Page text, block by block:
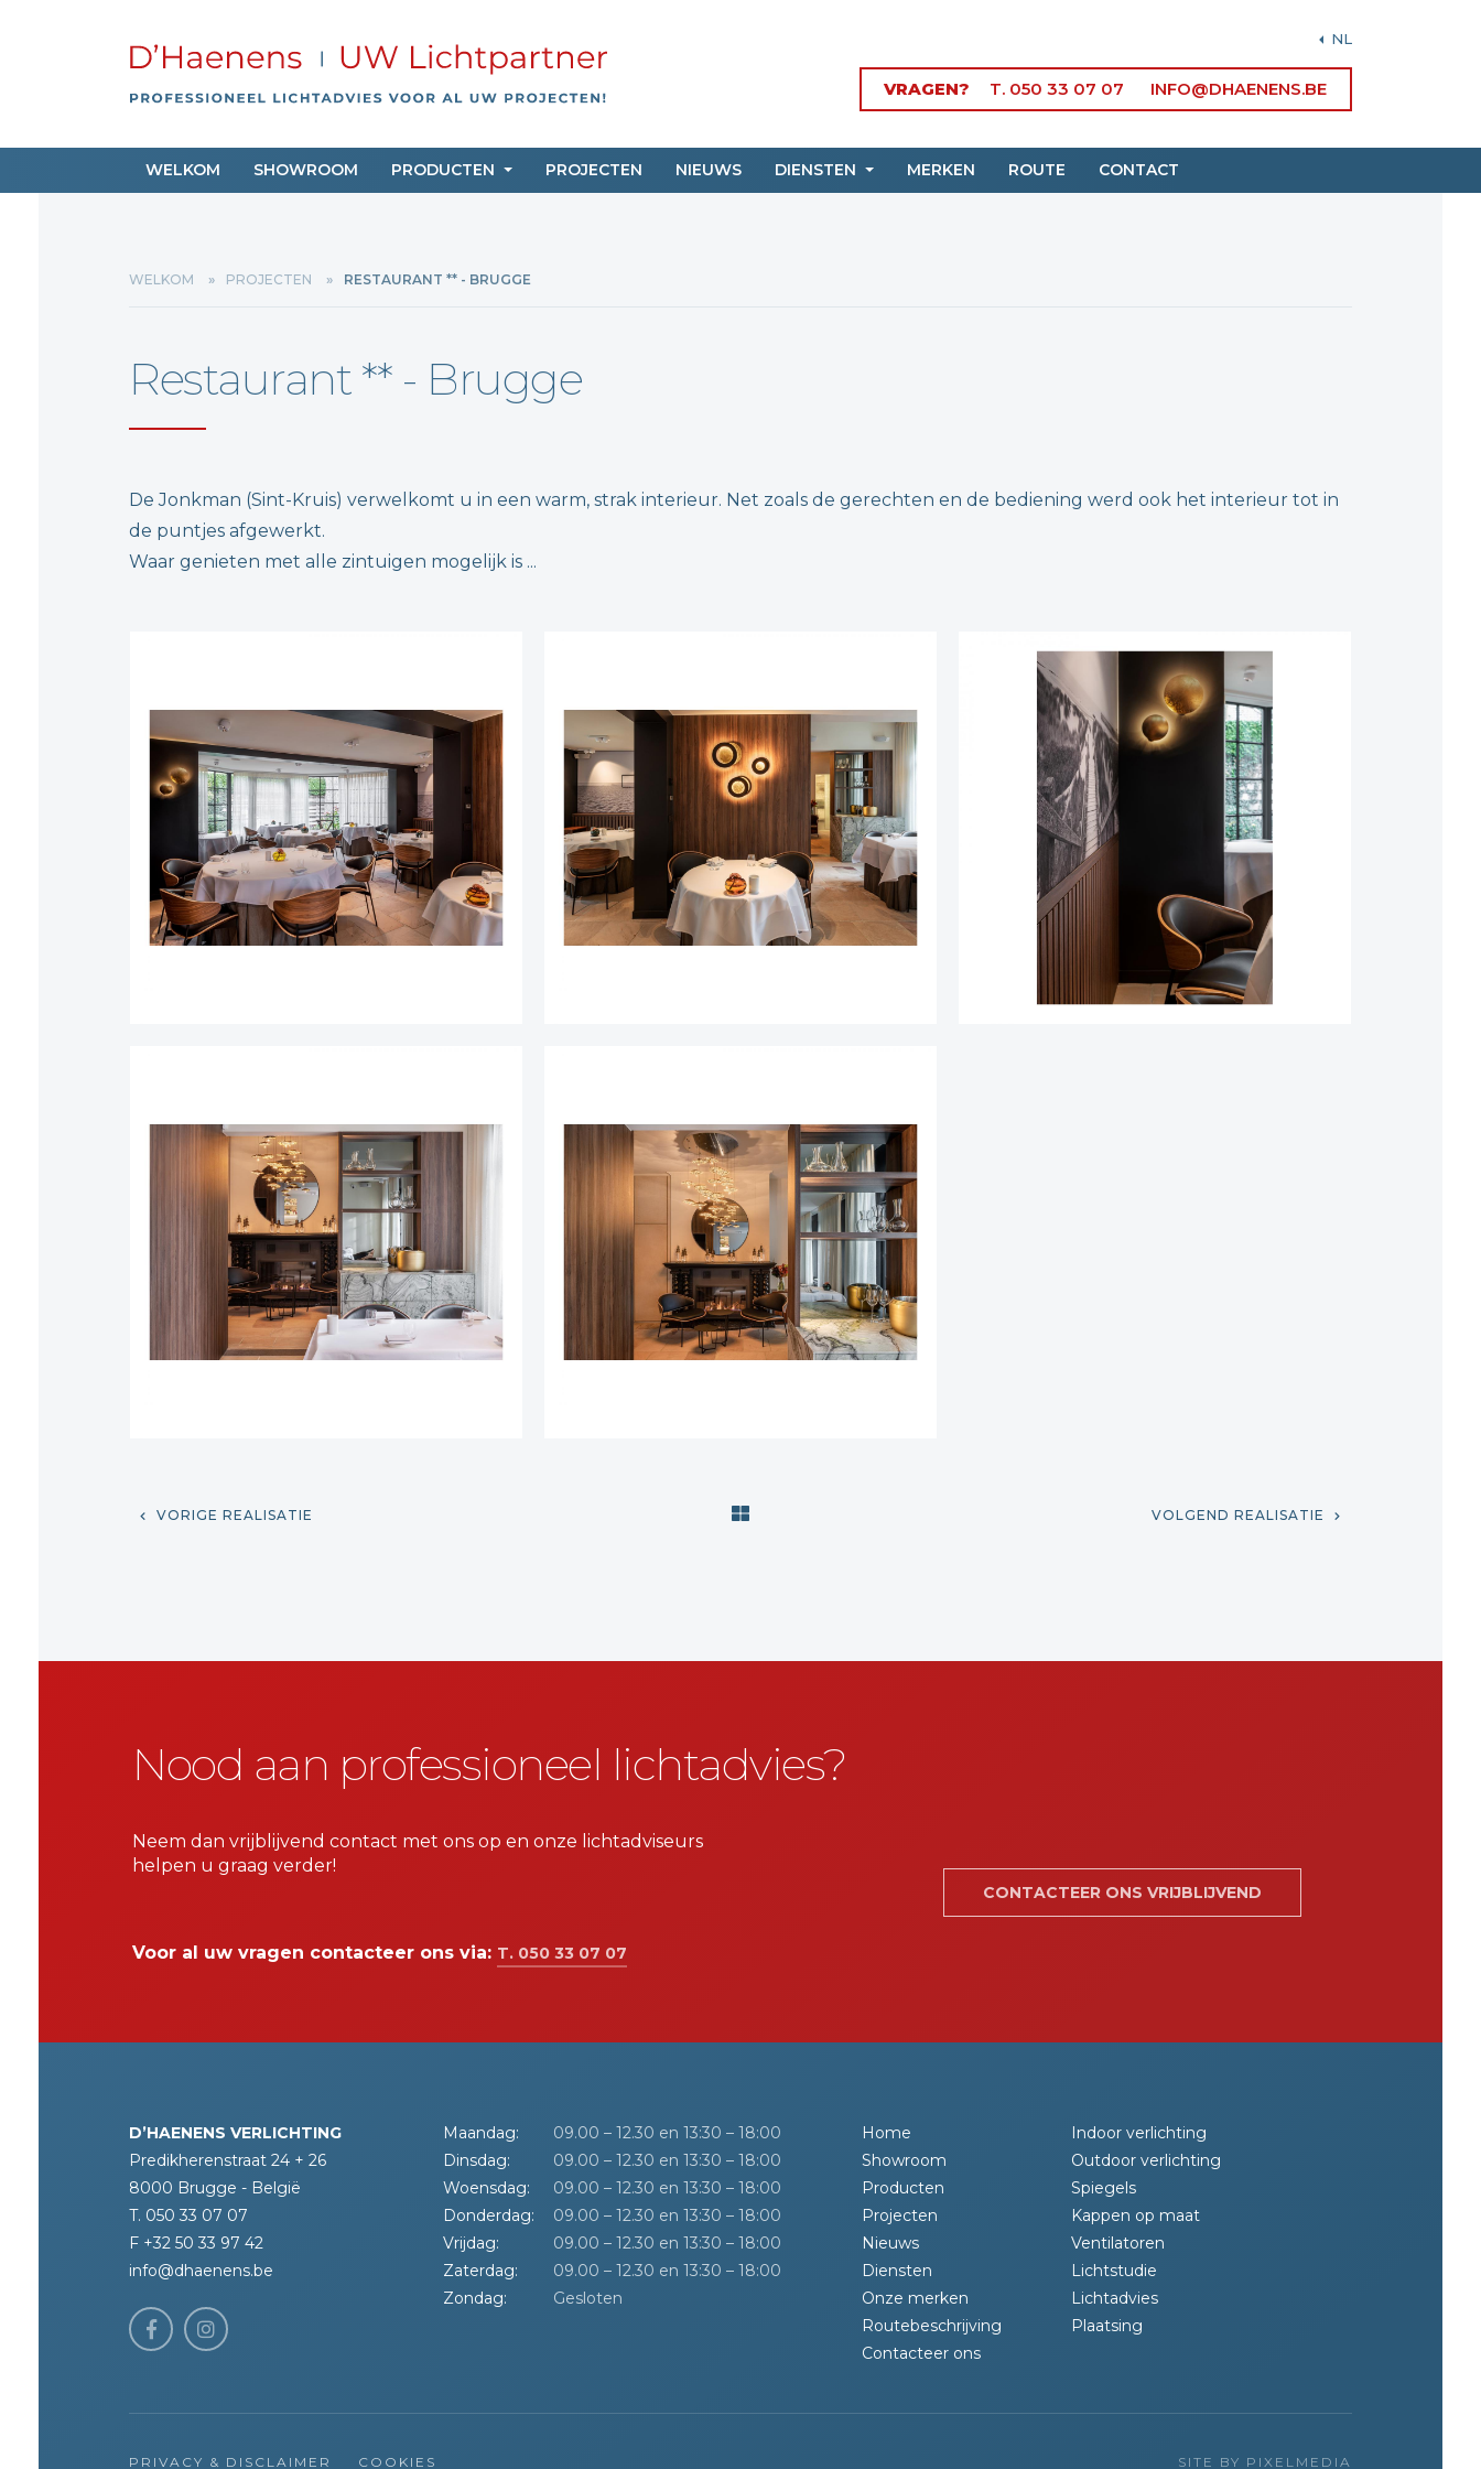
NL
VRAGEN? T. 050 33 07 07 INFO@DHAENENS.BE
WELKOM SHOWROOM PRODUCTEN PROJECTEN NIEUWS DIENSTEN MERKEN ROUTE CONTACT
WELKOM PROJECTEN RESTAURANT ** - BRUGGE
Restaurant ** - Brugge
De Jonkman (Sint-Kruis) verwelkomt u in een warm, strak interieur. Net zoals de gerechten en de bediening werd ook het interieur tot in
de puntjes afgewerkt.
Waar genieten met alle zintuigen mogelijk is ...
VORIGE REALISATIE VOLGEND REALISATIE
Nood aan professioneel lichtadvies?
Neem dan vrijblijvend contact met ons op en onze lichtadviseurs
helpen u graag verder!
Voor al uw vragen contacteer ons via: T. 050 33 07 07
CONTACTEER ONS VRIJBLIJVEND
D’HAENENS VERLICHTING
Predikherenstraat 24 + 26
8000 Brugge - België
T. 050 33 07 07
F +32 50 33 97 42
info@dhaenens.be
Maandag:
09.00 – 12.30 en 13:30 – 18:00
Dinsdag:
09.00 – 12.30 en 13:30 – 18:00
Woensdag:
09.00 – 12.30 en 13:30 – 18:00
Donderdag:
09.00 – 12.30 en 13:30 – 18:00
Vrijdag:
09.00 – 12.30 en 13:30 – 18:00
Zaterdag:
09.00 – 12.30 en 13:30 – 18:00
Zondag:
Gesloten
Home
Showroom
Producten
Projecten
Nieuws
Diensten
Onze merken
Routebeschrijving
Contacteer ons
Indoor verlichting
Outdoor verlichting
Spiegels
Kappen op maat
Ventilatoren
Lichtstudie
Lichtadvies
Plaatsing
PRIVACY & DISCLAIMER COOKIES SITE BY PIXELMEDIA